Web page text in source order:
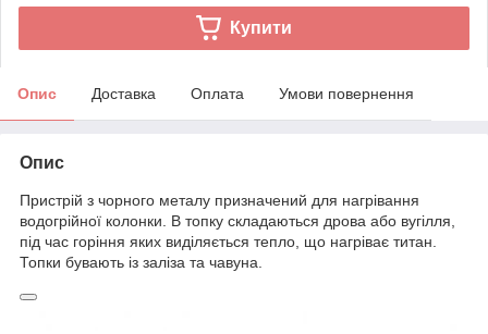
Купити
Опис Доставка Оплата Умови повернення
Опис
Пристрій з чорного металу призначений для нагрівання
водогрійної колонки. В топку складаються дрова або вугілля,
під час горіння яких виділяється тепло, що нагріває титан.
Топки бувають із заліза та чавуна.